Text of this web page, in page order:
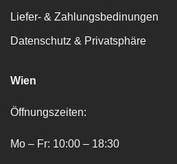
Liefer- & Zahlungsbedinungen
Datenschutz & Privatsphäre
Wien
Öffnungszeiten:
Mo – Fr: 10:00 – 18:30